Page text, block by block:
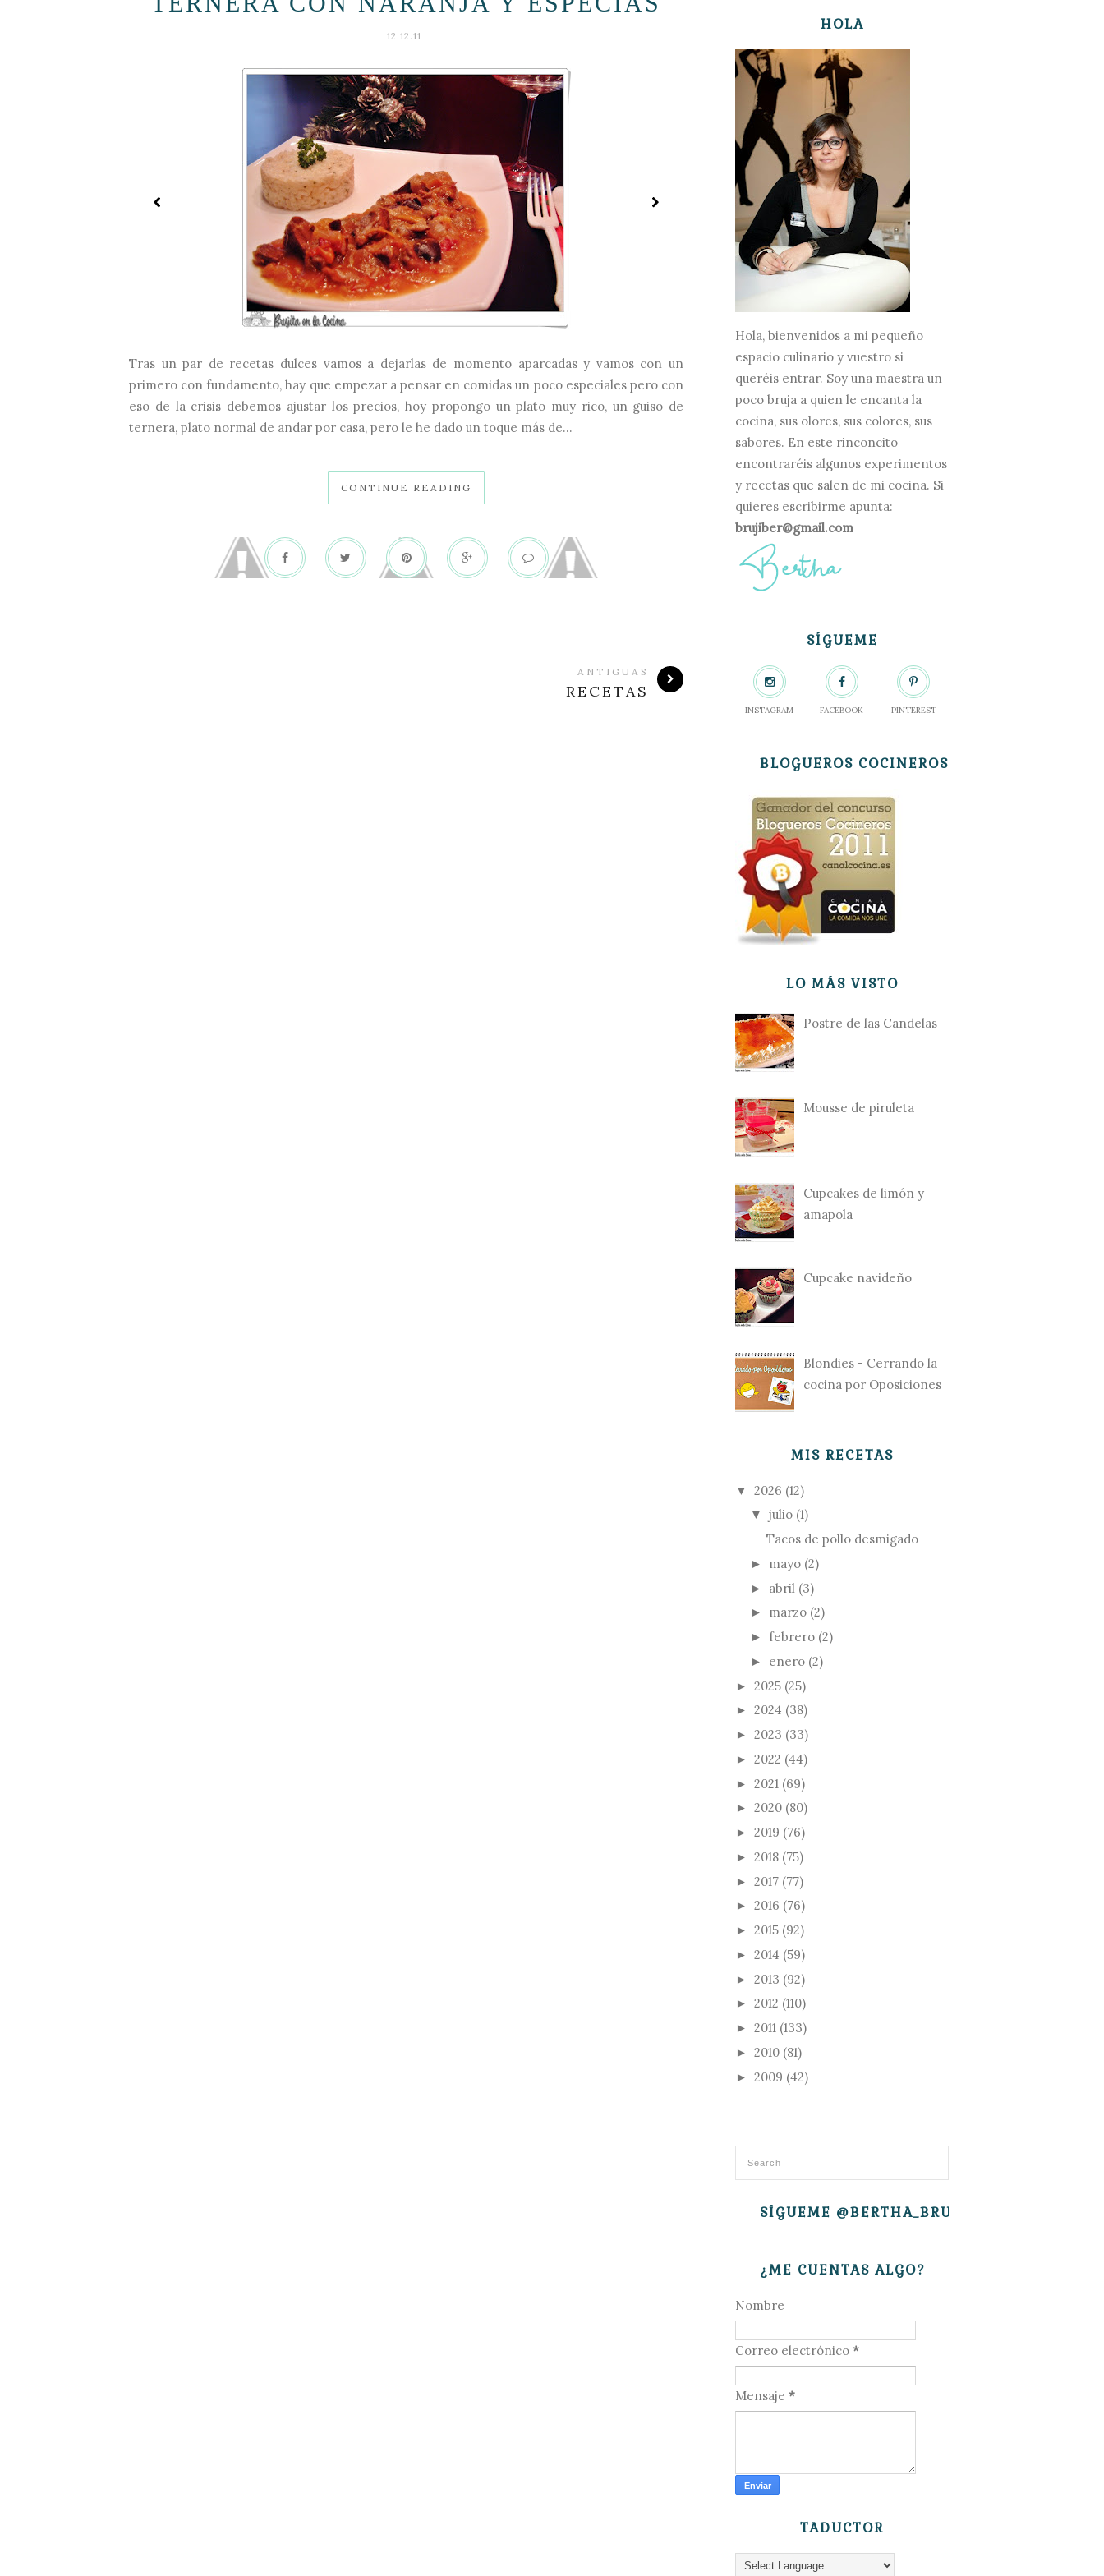
12.12.11
Tras un par de recetas dulces vamos a dejarlas de momento aparcadas y vamos con un
primero con fundamento, hay que empezar a pensar en comidas un poco especiales pero con
eso de la crisis debemos ajustar los precios, hoy propongo un plato muy rico, un guiso de
ternera, plato normal de andar por casa, pero le he dado un toque más de...
CONTINUE READING
ANTIGUAS
RECETAS
HOLA
Hola, bienvenidos a mi pequeño
espacio culinario y vuestro si
queréis entrar. Soy una maestra un
poco bruja a quien le encanta la
cocina, sus olores, sus colores, sus
sabores. En este rinconcito
encontraréis algunos experimentos
y recetas que salen de mi cocina. Si
quieres escribirme apunta:
brujiber@gmail.com
SÍGUEME
INSTAGRAM FACEBOOK PINTEREST
BLOGUEROS COCINEROS
LO MÁS VISTO
Postre de las Candelas
Mousse de piruleta
Cupcakes de limón y
amapola
Cupcake navideño
Blondies - Cerrando la
cocina por Oposiciones
MIS RECETAS
▼ 2026 (12)
▼ julio (1)
Tacos de pollo desmigado
► mayo (2)
► abril (3)
► marzo (2)
► febrero (2)
► enero (2)
► 2025 (25)
► 2024 (38)
► 2023 (33)
► 2022 (44)
► 2021 (69)
► 2020 (80)
► 2019 (76)
► 2018 (75)
► 2017 (77)
► 2016 (76)
► 2015 (92)
► 2014 (59)
► 2013 (92)
► 2012 (110)
► 2011 (133)
► 2010 (81)
► 2009 (42)
SÍGUEME @BERTHA_BRUJITA
¿ME CUENTAS ALGO?
Nombre
Correo electrónico *
Mensaje *
TADUCTOR